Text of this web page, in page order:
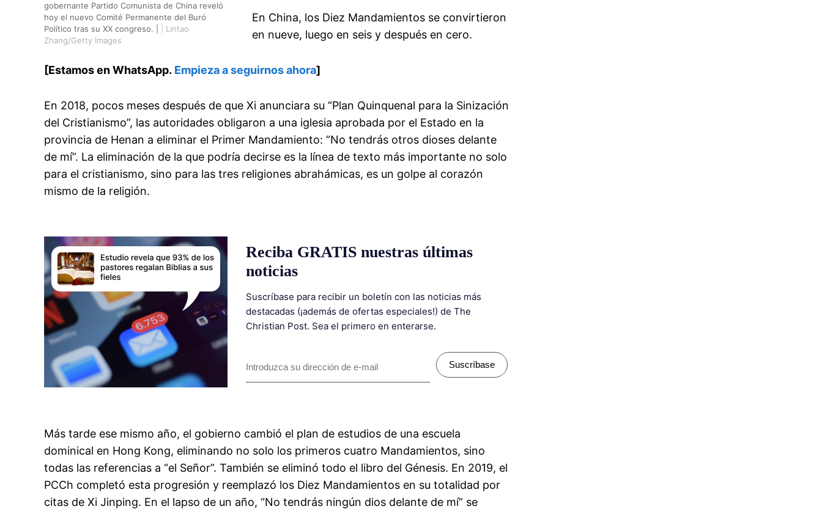
gobernante Partido Comunista de China reveló
hoy el nuevo Comité Permanente del Buró
Político tras su XX congreso. |
Lintao
Zhang/Getty Images
En China, los Diez Mandamientos se convirtieron
en nueve, luego en seis y después en cero.
[Estamos en WhatsApp. Empieza a seguirnos ahora]
En 2018, pocos meses después de que Xi anunciara su “Plan Quinquenal para la Sinización
del Cristianismo”, las autoridades obligaron a una iglesia aprobada por el Estado en la
provincia de Henan a eliminar el Primer Mandamiento: “No tendrás otros dioses delante
de mí”. La eliminación de la que podría decirse es la línea de texto más importante no solo
para el cristianismo, sino para las tres religiones abrahámicas, es un golpe al corazón
mismo de la religión.
Reciba GRATIS nuestras últimas
noticias
Suscríbase para recibir un boletín con las noticias más
destacadas (¡además de ofertas especiales!) de The
Christian Post. Sea el primero en enterarse.
Suscríbase
Más tarde ese mismo año, el gobierno cambió el plan de estudios de una escuela
dominical en Hong Kong, eliminando no solo los primeros cuatro Mandamientos, sino
todas las referencias a “el Señor”. También se eliminó todo el libro del Génesis. En 2019, el
PCCh completó esta progresión y reemplazó los Diez Mandamientos en su totalidad por
citas de Xi Jinping. En el lapso de un año, “No tendrás ningún dios delante de mí” se